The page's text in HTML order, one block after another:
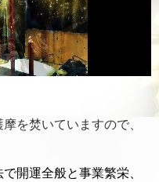
を焚いていますので、
開運全般と事業繁栄、